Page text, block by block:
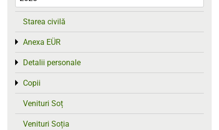
Starea civilă
Anexa EÜR
Toggle menu
Detalii personale
Toggle menu
Copii
Toggle menu
Venituri Soț
Venituri Soția